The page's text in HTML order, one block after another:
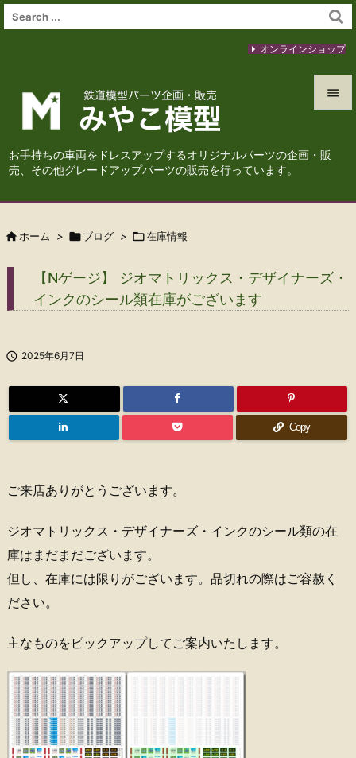
お手持ちの車両をドレスアップするオリジナルパーツの企画・販
売、その他グレードアップパーツの販売を行っています。




オンラインショップ
 ホーム > ブログ > 在庫情報
【Nゲージ】 ジオマトリックス・デザイナーズ・
インクのシール類在庫がございます
 2025年6月7日
Copy
ご来店ありがとうございます。
ジオマトリックス・デザイナーズ・インクのシール類の在
庫はまだまだございます。
但し、在庫には限りがございます。品切れの際はご容赦く
ださい。
主なものをピックアップしてご案内いたします。